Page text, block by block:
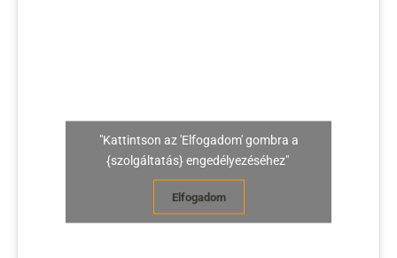
"Kattintson az 'Elfogadom' gombra a
{szolgáltatás} engedélyezéséhez"
Elfogadom